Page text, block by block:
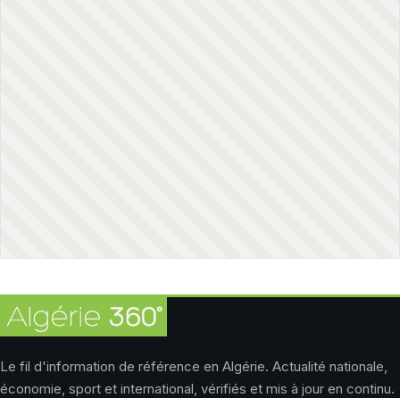
Le fil d'information de référence en Algérie. Actualité nationale,
économie, sport et international, vérifiés et mis à jour en continu.